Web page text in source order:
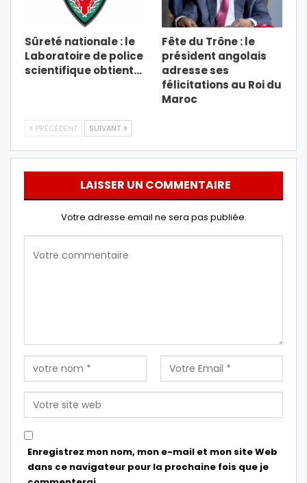
Sûreté nationale : le
Laboratoire de police
scientifique obtient…
Fête du Trône : le
président angolais
adresse ses
félicitations au Roi du
Maroc
PRÉCÉDENT SUIVANT
LAISSER UN COMMENTAIRE
Votre adresse email ne sera pas publiée.
Enregistrez mon nom, mon e-mail et mon site Web
dans ce navigateur pour la prochaine fois que je